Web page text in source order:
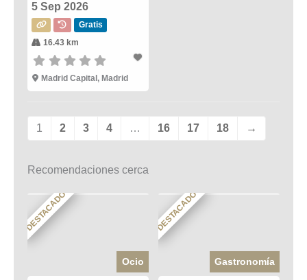
5 Sep 2026
Gratis
16.43 km
Madrid Capital, Madrid
1 2 3 4 … 16 17 18 →
Recomendaciones cerca
DESTACADO
Ocio
DESTACADO
Gastronomía